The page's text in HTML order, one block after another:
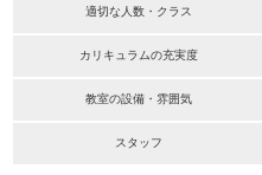
適切な人数・クラス
カリキュラムの充実度
教室の設備・雰囲気
スタッフ